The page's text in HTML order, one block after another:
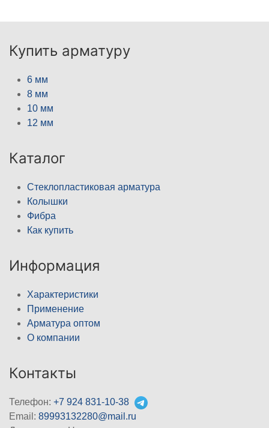
Купить арматуру
6 мм
8 мм
10 мм
12 мм
Каталог
Стеклопластиковая арматура
Колышки
Фибра
Как купить
Информация
Характеристики
Применение
Арматура оптом
О компании
Контакты
Телефон: +7 924 831-10-38
Email: 89993132280@mail.ru